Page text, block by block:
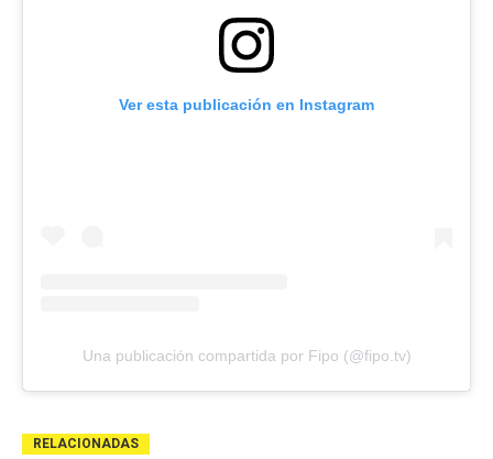
Ver esta publicación en Instagram
Una publicación compartida por Fipo (@fipo.tv)
RELACIONADAS